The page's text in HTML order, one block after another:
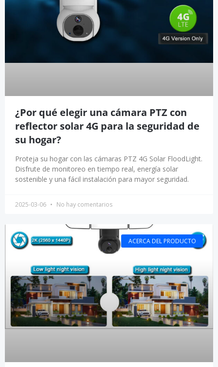
¿Por qué elegir una cámara PTZ con
reflector solar 4G para la seguridad de
su hogar?
Proteja su hogar con las cámaras PTZ 4G Solar FloodLight.
Disfrute de monitoreo en tiempo real, energía solar
sostenible y una fácil instalación para mayor seguridad.
2025-03-06 No hay comentarios
ACERCA DEL PRODUCTO